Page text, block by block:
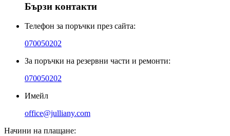
Бързи контакти
Телефон за поръчки през сайта:
070050202
За поръчки на резервни части и ремонти:
070050202
Имейл
office@julliany.com
Начини на плащане: